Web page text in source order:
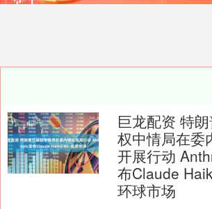
巨龙配资 特
权中情局在委
开展行动
布Claude
环球市场